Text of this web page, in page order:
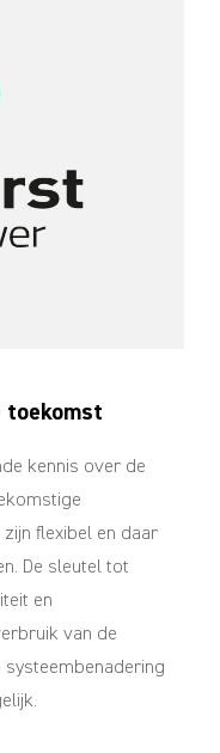
toekomst
kennis over de
flexibel en daar
De sleutel tot
en
van de